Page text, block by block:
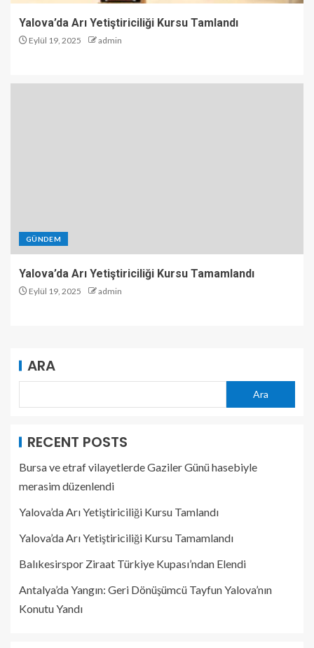
Yalova’da Arı Yetiştiriciliği Kursu Tamlandı
Eylül 19, 2025 admin
GÜNDEM
Yalova’da Arı Yetiştiriciliği Kursu Tamamlandı
Eylül 19, 2025 admin
ARA
Ara
RECENT POSTS
Bursa ve etraf vilayetlerde Gaziler Günü hasebiyle
merasim düzenlendi
Yalova’da Arı Yetiştiriciliği Kursu Tamlandı
Yalova’da Arı Yetiştiriciliği Kursu Tamamlandı
Balıkesirspor Ziraat Türkiye Kupası’ndan Elendi
Antalya’da Yangın: Geri Dönüşümcü Tayfun Yalova’nın
Konutu Yandı